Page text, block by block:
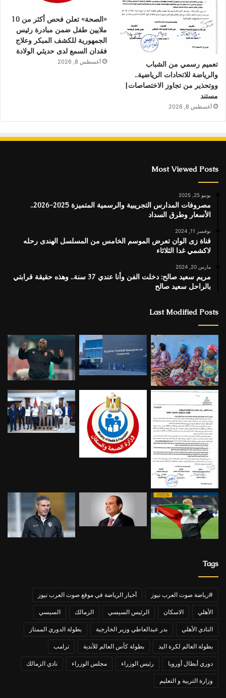
تعميم رسمي من الشباب
والرياضة للاتحادات الرياضية..
ووتحذير من تجاوز الاختصاصات|
مستند
أغسطس 8, 2026
«الصحة» تعلن فحص أكثر من 10
ملايين طفل ضمن مبادرة رئيس
الجمهورية للكشف المبكر وعلاج
فقدان السمع لدى حديثي الولادة
أغسطس 8, 2026
Most Viewed Posts
يونيو 25, 2025
مصروفات المدارس التجريبية والرسمية المتميزة 2025-2026..
الأسعار وطرق السداد
نوفمبر 11, 2024
قناة زى الوان تعرض الموسم الخامس من المسلسل الهندى رحله
لاكشمي غدا الثلاثاء
مارس 20, 2024
مريم سعيد صالح: دخلت الفن وأنا عندي 37 سنة.. وهذه حقيقة قرابتي
بالراحل سعيد صالح
Last Modified Posts
Tags
#رياضة صوت العرب نيوز أخبار الرياضة في موقع صوت العرب نيوز
الأهلي الاسكان الرئيس السيسي الزمالك السيسي
النادي الأهلي بدر عبدالعاطي وزير الخارجية بطولة الدوري الممتاز
بطولة العالم لكرة اليد بطولة كأس العالم للأندية ترامب
دوري أبطال أوروبا رئيس الوزراء مجلس الوزراء نادي الزمالك
وزارة التربية و التعليم